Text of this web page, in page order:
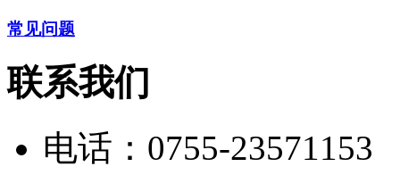
常见问题
联系我们
电话： 0755-23571153